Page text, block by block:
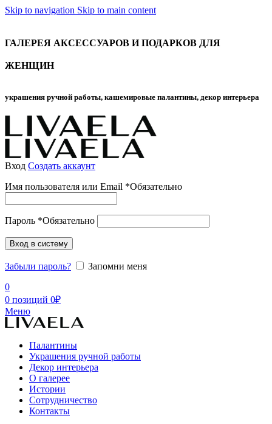
Skip to navigation Skip to main content
ГАЛЕРЕЯ АКСЕССУАРОВ И ПОДАРКОВ ДЛЯ
ЖЕНЩИН
украшения ручной работы, кашемировые палантины, декор интерьера
Вход Создать аккаунт
Имя пользователя или Email *Обязательно
Пароль *Обязательно
Вход в систему
Забыли пароль?
Запомни меня
0
0 позиций 0₽
Меню
Палантины
Украшения ручной работы
Декор интерьера
О галерее
Истории
Сотрудничество
Контакты